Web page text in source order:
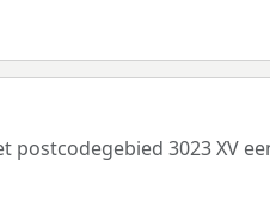
postcodegebied 3023 XV